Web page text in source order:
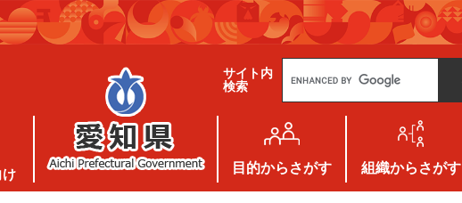
サイト内
検索
g
e
カ
タ
ム
検
目的からさがす 組織からさがす